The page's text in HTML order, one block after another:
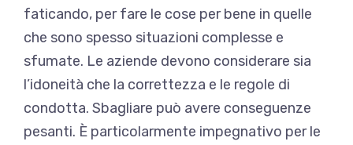
faticando, per fare le cose per bene in quelle
che sono spesso situazioni complesse e
sfumate. Le aziende devono considerare sia
l’idoneità che la correttezza e le regole di
condotta. Sbagliare può avere conseguenze
pesanti. È particolarmente impegnativo per le